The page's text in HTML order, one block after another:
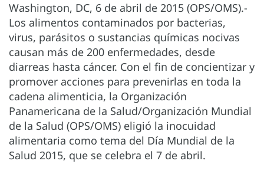
Washington, DC, 6 de abril de 2015 (OPS/OMS).-
Los alimentos contaminados por bacterias,
virus, parásitos o sustancias químicas nocivas
causan más de 200 enfermedades, desde
diarreas hasta cáncer. Con el fin de concientizar y
promover acciones para prevenirlas en toda la
cadena alimenticia, la Organización
Panamericana de la Salud/Organización Mundial
de la Salud (OPS/OMS) eligió la inocuidad
alimentaria como tema del Día Mundial de la
Salud 2015, que se celebra el 7 de abril.